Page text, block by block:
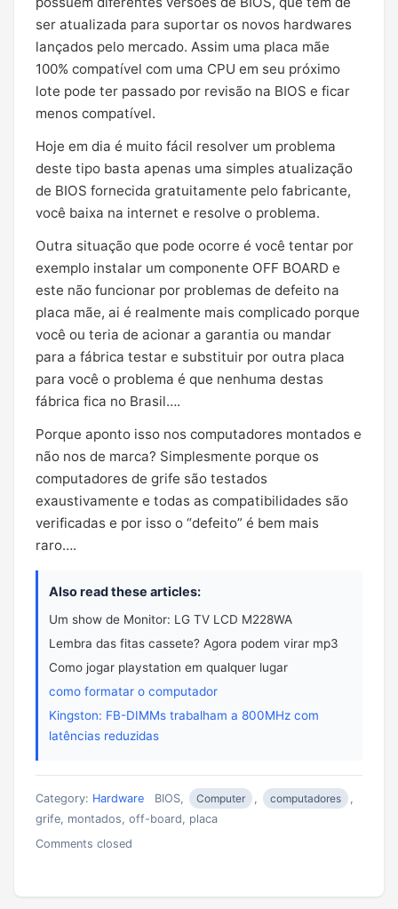
ser atualizada para suportar os novos hardwares
lançados pelo mercado. Assim uma placa mãe
100% compatível com uma CPU em seu próximo
lote pode ter passado por revisão na BIOS e ficar
menos compatível.
Hoje em dia é muito fácil resolver um problema
deste tipo basta apenas uma simples atualização
de BIOS fornecida gratuitamente pelo fabricante,
você baixa na internet e resolve o problema.
Outra situação que pode ocorre é você tentar por
exemplo instalar um componente OFF BOARD e
este não funcionar por problemas de defeito na
placa mãe, ai é realmente mais complicado porque
você ou teria de acionar a garantia ou mandar
para a fábrica testar e substituir por outra placa
para você o problema é que nenhuma destas
fábrica fica no Brasil….
Porque aponto isso nos computadores montados e
não nos de marca? Simplesmente porque os
computadores de grife são testados
exaustivamente e todas as compatibilidades são
verificadas e por isso o “defeito” é bem mais
raro….
Also read these articles:
Um show de Monitor: LG TV LCD M228WA
Lembra das fitas cassete? Agora podem virar mp3
Como jogar playstation em qualquer lugar
como formatar o computador
Kingston: FB-DIMMs trabalham a 800MHz com
latências reduzidas
Category: Hardware BIOS, Computer , computadores
,
grife, montados, off-board, placa
Comments closed